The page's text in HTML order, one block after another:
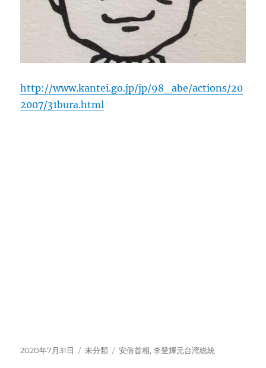
http://www.kantei.go.jp/jp/98_abe/actions/20
2007/31bura.html
投
2020年7月31日
カ
未分類
タ
安倍首相,李登輝元台湾総統